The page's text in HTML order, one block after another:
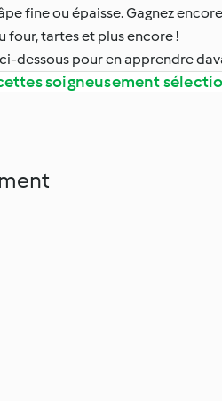
fine ou épaisse. Gagnez
four, tartes et plus encore !
dessous pour en apprendre
soigneusement